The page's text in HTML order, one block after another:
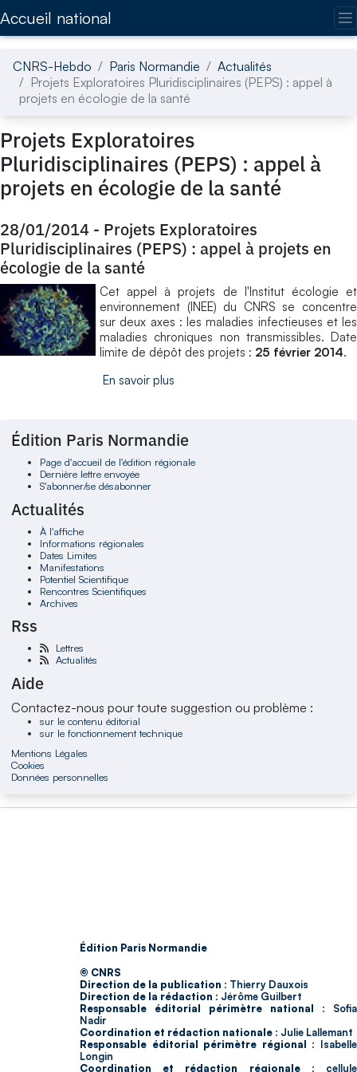
Accueil national
CNRS-Hebdo Paris Normandie
Actualités
Projets Exploratoires Pluridisciplinaires (PEPS) : appel à
projets en écologie de la santé
Projets Exploratoires
Pluridisciplinaires (PEPS) : appel à
projets en écologie de la santé
28/01/2014 - Projets Exploratoires
Pluridisciplinaires (PEPS) : appel à projets en
écologie de la santé
Cet appel à projets de l'Institut écologie et
environnement (INEE) du CNRS se concentre
sur deux axes : les maladies infectieuses et les
maladies chroniques non transmissibles. Date
limite de dépôt des projets : 25 février 2014.
En savoir plus
Édition Paris Normandie
Page d'accueil de l'édition régionale
Dernière lettre envoyée
S'abonner/se désabonner
Actualités
À l'affiche
Informations régionales
Dates Limites
Manifestations
Potentiel Scientifique
Rencontres Scientifiques
Archives
Rss
Lettres
Actualités
Aide
Contactez-nous pour toute suggestion ou problème :
sur le contenu éditorial
sur le fonctionnement technique
Mentions Légales
Cookies
Données personnelles
Édition Paris Normandie
© CNRS
Direction de la publication : Thierry Dauxois
Direction de la rédaction : Jérôme Guilbert
Responsable éditorial périmètre national : Sofia
Nadir
Coordination et rédaction nationale : Julie Lallemant
Responsable éditorial périmètre régional : Isabelle
Longin
Coordination et rédaction régionale : cellule